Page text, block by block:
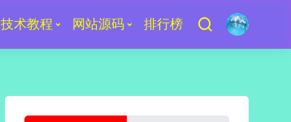
技术教程 网站源码 排行榜